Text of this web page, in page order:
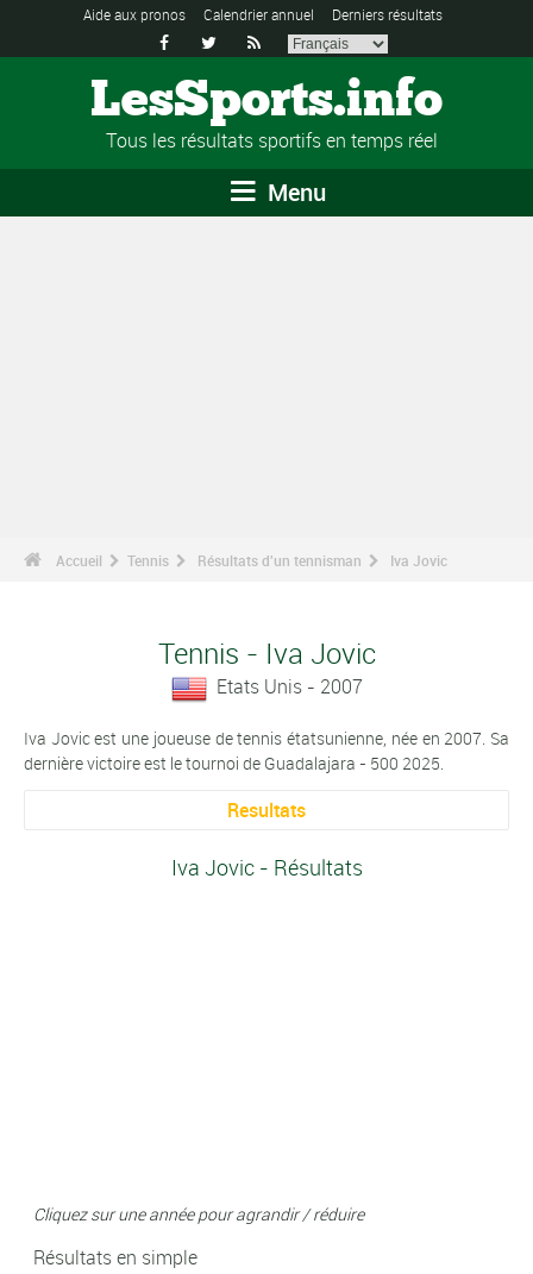
Aide aux pronos Calendrier annuel Derniers résultats
  
LesSports.info
Tous les résultats sportifs en temps réel
Menu
Accueil Tennis Résultats d'un tennisman Iva Jovic
Tennis - Iva Jovic
Etats Unis - 2007
Iva Jovic est une joueuse de tennis étatsunienne, née en 2007. Sa
dernière victoire est le tournoi de Guadalajara - 500 2025.
Resultats
Iva Jovic - Résultats
Cliquez sur une année pour agrandir / réduire
Résultats en simple